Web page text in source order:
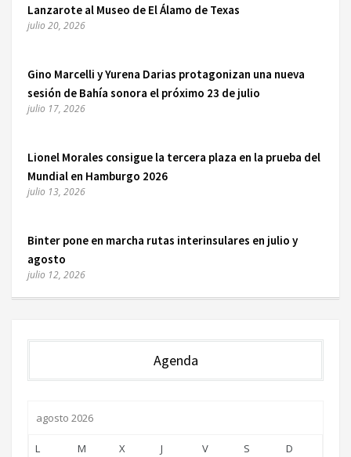
Lanzarote al Museo de El Álamo de Texas
julio 20, 2026
Gino Marcelli y Yurena Darias protagonizan una nueva
sesión de Bahía sonora el próximo 23 de julio
julio 17, 2026
Lionel Morales consigue la tercera plaza en la prueba del
Mundial en Hamburgo 2026
julio 13, 2026
Binter pone en marcha rutas interinsulares en julio y
agosto
julio 12, 2026
Agenda
agosto 2026
L M X J V S
D